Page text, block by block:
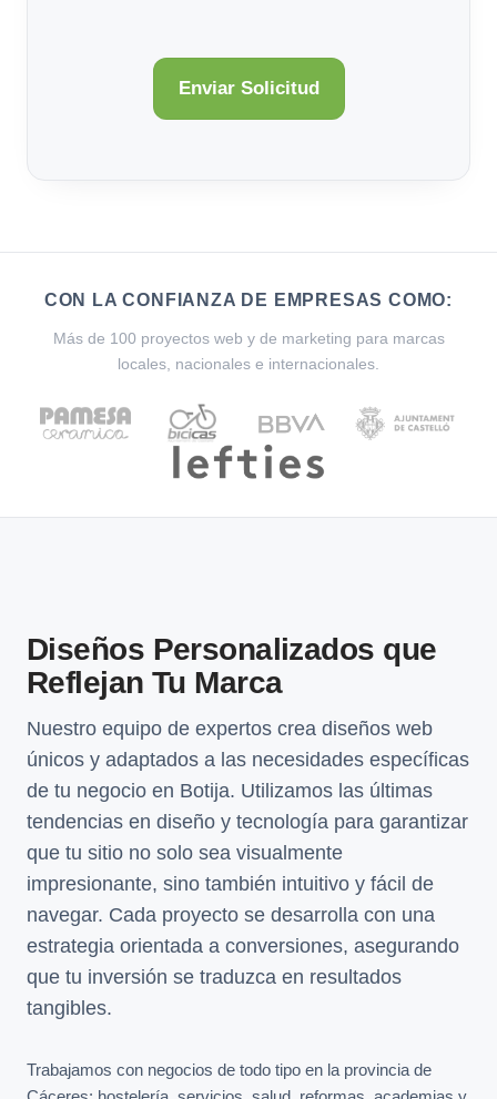
CON LA CONFIANZA DE EMPRESAS COMO:
Más de 100 proyectos web y de marketing para marcas
locales, nacionales e internacionales.
Diseños Personalizados que
Reflejan Tu Marca
Nuestro equipo de expertos crea diseños web
únicos y adaptados a las necesidades específicas
de tu negocio en Botija. Utilizamos las últimas
tendencias en diseño y tecnología para garantizar
que tu sitio no solo sea visualmente
impresionante, sino también intuitivo y fácil de
navegar. Cada proyecto se desarrolla con una
estrategia orientada a conversiones, asegurando
que tu inversión se traduzca en resultados
tangibles.
Trabajamos con negocios de todo tipo en la provincia de